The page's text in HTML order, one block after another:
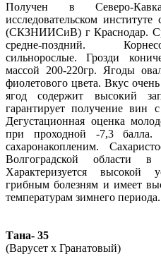
Получен в Северо-
исследовательском институте
(СКЗНИИСиВ) г Краснодар.
средне-поздний.
сильнорослые. Грозди
массой 200-220гр. Ягоды
фиолетового цвета. Вкус
ягод содержит высокий
гарантирует получение
Дегустационная оценка
при проходной -7,3 балла.
сахаронакопленим.
Волгоградской области в
Характеризуется высокой
грибным болезням и имеет
температурам зимнего периода.
Тана- 35
(Варусет х Гранатовый)